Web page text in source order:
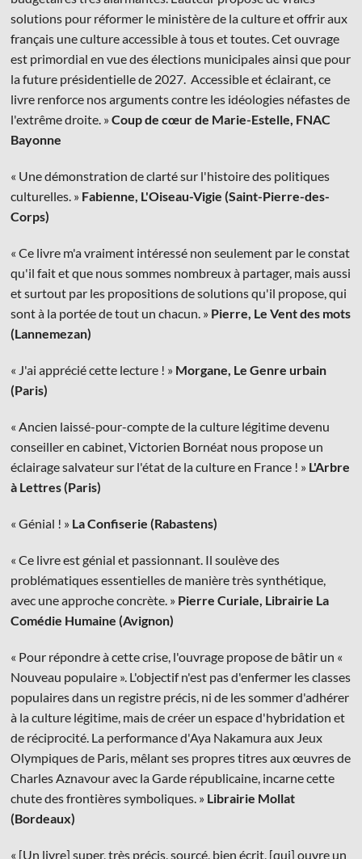
solutions pour réformer le ministère de la culture et offrir aux
français une culture accessible à tous et toutes. Cet ouvrage
est primordial en vue des élections municipales ainsi que pour
la future présidentielle de 2027. Accessible et éclairant, ce
livre renforce nos arguments contre les idéologies néfastes de
l'extrême droite. »Coup de cœur de Marie-Estelle, FNAC
Bayonne
« Une démonstration de clarté sur l'histoire des politiques
culturelles. » Fabienne, L'Oiseau-Vigie (Saint-Pierre-des-
Corps)
« Ce livre m'a vraiment intéressé non seulement par le constat
qu'il fait et que nous sommes nombreux à partager, mais aussi
et surtout par les propositions de solutions qu'il propose, qui
sont à la portée de tout un chacun. » Pierre, Le Vent des mots
(Lannemezan)​
« J'ai apprécié cette lecture ! » Morgane, Le Genre urbain
(Paris)
« Ancien laissé-pour-compte de la culture légitime devenu
conseiller en cabinet, Victorien Bornéat nous propose un
éclairage salvateur sur l'état de la culture en France ! » L'Arbre
à Lettres (Paris)
« Génial ! » La Confiserie (Rabastens)
« Ce livre est génial et passionnant. Il soulève des
problématiques essentielles de manière très synthétique,
avec une approche concrète. »​Pierre Curiale, Librairie La
Comédie Humaine (Avignon)
« Pour répondre à cette crise, l'ouvrage propose de bâtir un «
Nouveau populaire ». L'objectif n'est pas d'enfermer les classes
populaires dans un registre précis, ni de les sommer d'adhérer
à la culture légitime, mais de créer un espace d'hybridation et
de réciprocité. La performance d'Aya Nakamura aux Jeux
Olympiques de Paris, mêlant ses propres titres aux œuvres de
Charles Aznavour avec la Garde républicaine, incarne cette
chute des frontières symboliques. » Librairie Mollat
(Bordeaux)
« [Un livre] super, très précis, sourcé, bien écrit, [qui] ouvre un